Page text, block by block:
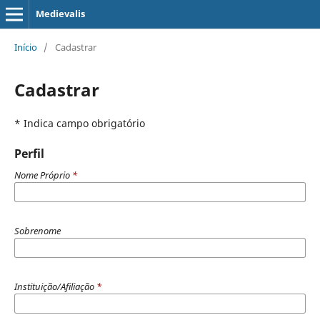
Medievalis
Início / Cadastrar
Cadastrar
* Indica campo obrigatório
Perfil
Nome Próprio *
Sobrenome
Instituição/Afiliação *